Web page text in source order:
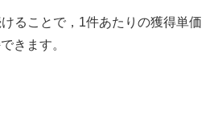
ることで，1件あたりの獲得単価
きます。